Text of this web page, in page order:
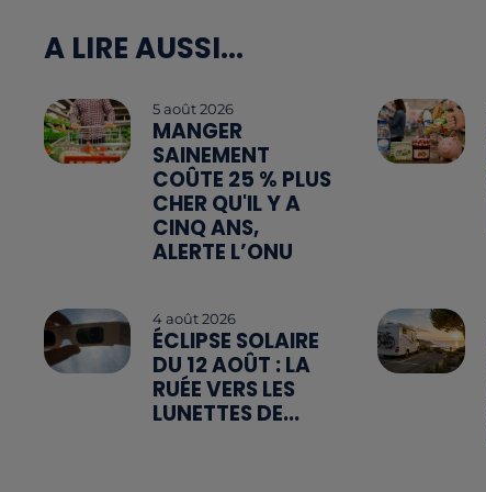
A LIRE AUSSI...
5 août 2026
MANGER
SAINEMENT
COÛTE 25 % PLUS
CHER QU'IL Y A
CINQ ANS,
ALERTE L’ONU
4 août 2026
ÉCLIPSE SOLAIRE
DU 12 AOÛT : LA
RUÉE VERS LES
LUNETTES DE...